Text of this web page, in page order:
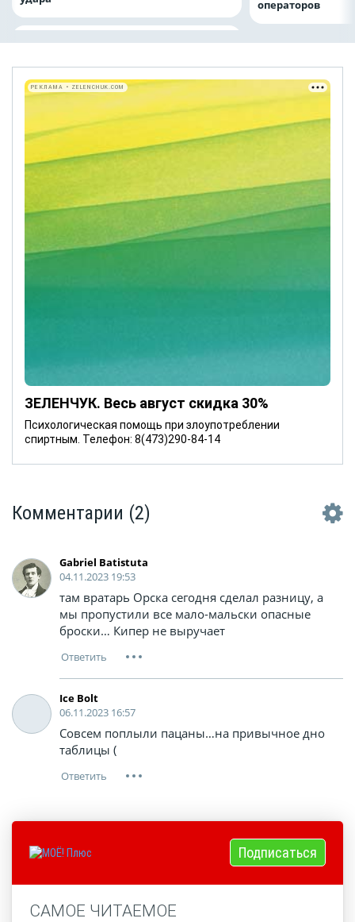
операторов
ЗЕЛЕНЧУК. Весь август скидка 30%
Психологическая помощь при злоупотреблении
спиртным. Телефон: 8(473)290-84-14
РЕКЛАМА • ZELENCHUK.COM
Комментарии (2)
Gabriel Batistuta
04.11.2023 19:53
там вратарь Орска сегодня сделал разницу, а
мы пропустили все мало-мальски опасные
броски… Кипер не выручает
Ice Bolt
06.11.2023 16:57
Совсем поплыли пацаны…на привычное дно
таблицы (
Подписаться
САМОЕ ЧИТАЕМОЕ